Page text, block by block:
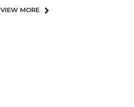
VIEW MORE